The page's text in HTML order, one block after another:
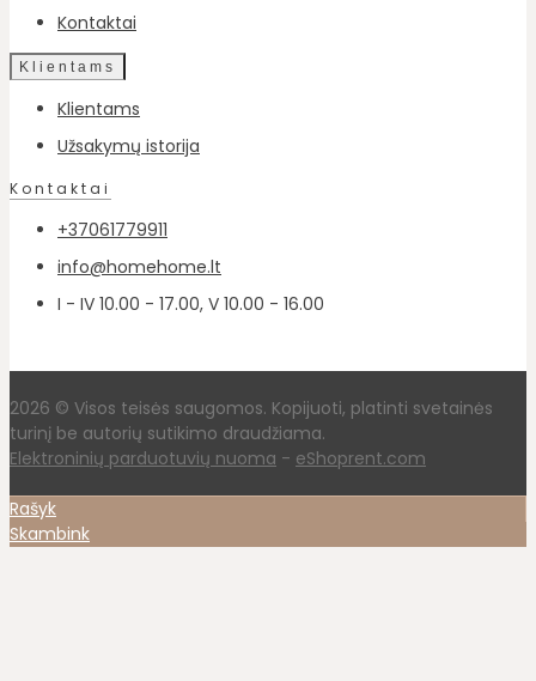
Kontaktai
Klientams
Klientams
Užsakymų istorija
Kontaktai
+37061779911
info@homehome.lt
I - IV 10.00 - 17.00, V 10.00 - 16.00
2026 © Visos teisės saugomos. Kopijuoti, platinti svetainės
turinį be autorių sutikimo draudžiama.
Elektroninių parduotuvių nuoma - eShoprent.com
Rašyk
Skambink